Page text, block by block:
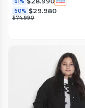
60% $29.980
$74.990